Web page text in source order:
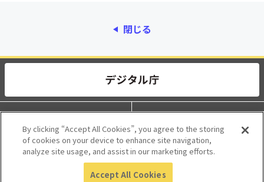
閉じる
動作環境 個人情報保護
利用規約 アクセシビリティ
© 2017 Digital Agency, Government of Japan.
By clicking “Accept All Cookies”, you agree to the storing
of cookies on your device to enhance site navigation,
analyze site usage, and assist in our marketing efforts.
Accept All Cookies